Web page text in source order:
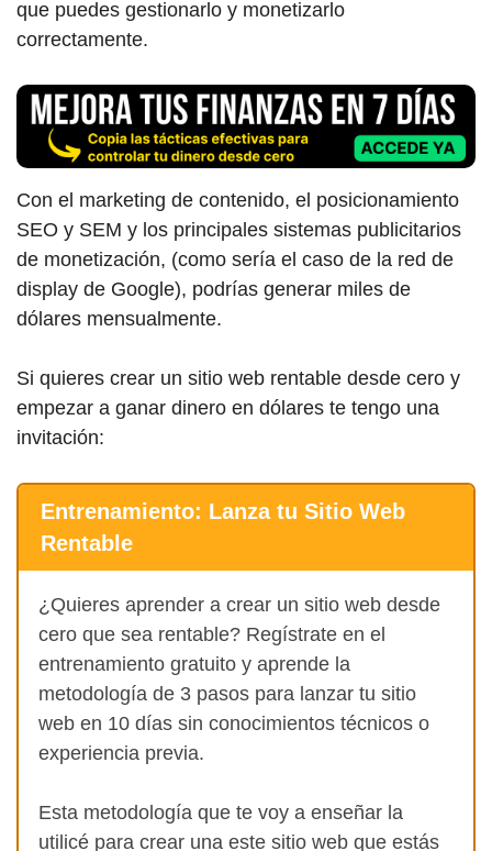
que puedes gestionarlo y monetizarlo
correctamente.
Con el marketing de contenido, el posicionamiento
SEO y SEM y los principales sistemas publicitarios
de monetización, (como sería el caso de la red de
display de Google), podrías generar miles de
dólares mensualmente.
Si quieres crear un sitio web rentable desde cero y
empezar a ganar dinero en dólares te tengo una
invitación:
Entrenamiento: Lanza tu Sitio Web
Rentable
¿Quieres aprender a crear un sitio web desde
cero que sea rentable? Regístrate en el
entrenamiento gratuito y aprende la
metodología de 3 pasos para lanzar tu sitio
web en 10 días sin conocimientos técnicos o
experiencia previa.
Esta metodología que te voy a enseñar la
utilicé para crear una este sitio web que estás